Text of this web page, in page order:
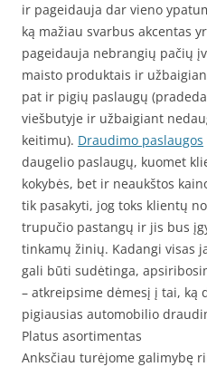
ir pageidauja dar vieno
ką mažiau svarbus akcentas
pageidauja nebrangių pačių
maisto produktais ir
pat ir pigių paslaugų
viešbutyje ir užbaigiant
keitimu). Draudimo paslaugos
daugelio paslaugų, kuomet
kokybės, bet ir neaukštos
tik pasakyti, jog toks klientų
trupučio pastangų ir jis bus
tinkamų žinių. Kadangi visas
gali būti sudėtinga,
– atkreipsime dėmesį į tai, ką
pigiausias automobilio
Platus asortimentas
Anksčiau turėjome galimybę